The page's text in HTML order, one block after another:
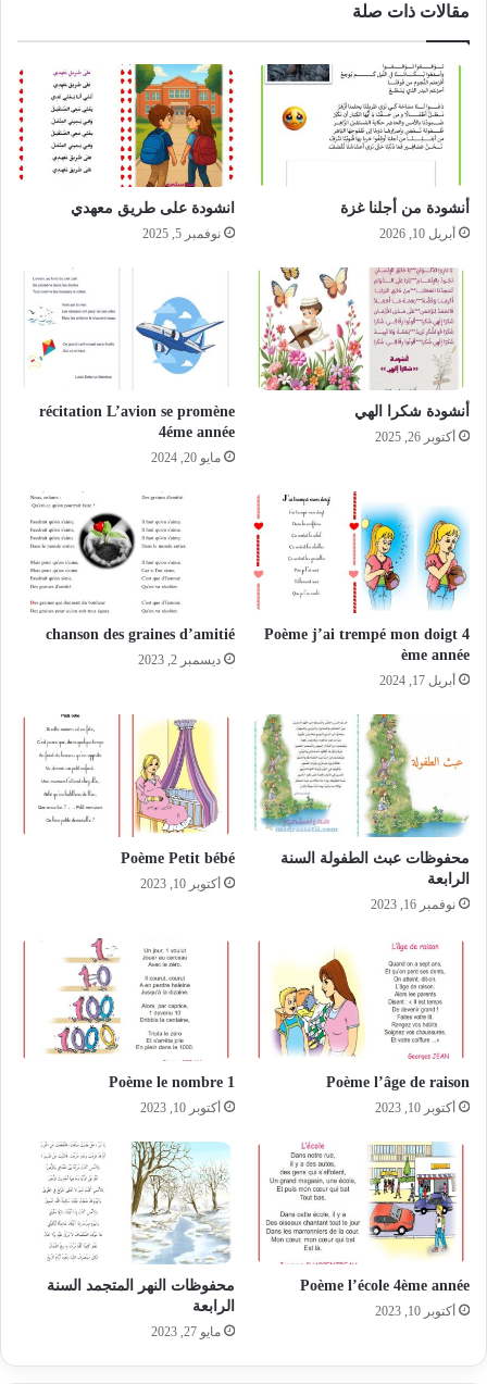
مقالات ذات صلة
أنشودة من أجلنا غزة
أبريل 10, 2026
انشودة على طريق معهدي
نوفمبر 5, 2025
أنشودة شكرا الهي
أكتوبر 26, 2025
récitation L’avion se promène
4éme année
مايو 20, 2024
Poème j’ai trempé mon doigt 4
ème année
أبريل 17, 2024
chanson des graines d’amitié
ديسمبر 2, 2023
محفوظات عبث الطفولة السنة
الرابعة
نوفمبر 16, 2023
Poème Petit bébé
أكتوبر 10, 2023
Poème l’âge de raison
أكتوبر 10, 2023
Poème le nombre 1
أكتوبر 10, 2023
Poème l’école 4ème année
أكتوبر 10, 2023
محفوظات النهر المتجمد السنة
الرابعة
مايو 27, 2023